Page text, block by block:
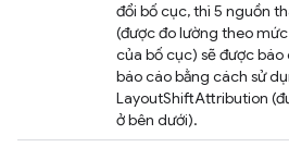
đổi bố cục, thì 5 nguồn
(được đo lường theo
của bố cục) sẽ được
báo cáo bằng cách sử
LayoutShiftAttribution
ở bên dưới).